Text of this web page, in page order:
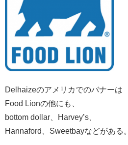
Delhaizeのアメリカでのバナーは
Food Lionの他にも、
bottom dollar、Harvey’s、
Hannaford、Sweetbayなどがある。